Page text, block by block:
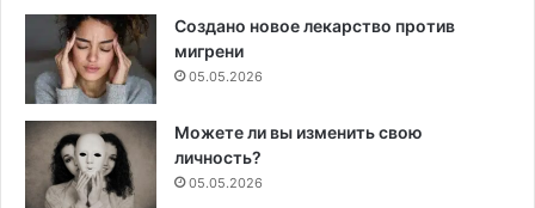
Создано новое лекарство против
мигрени
05.05.2026
Можете ли вы изменить свою
личность?
05.05.2026